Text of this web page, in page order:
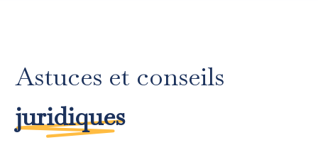
Astuces et conseils
juridiques